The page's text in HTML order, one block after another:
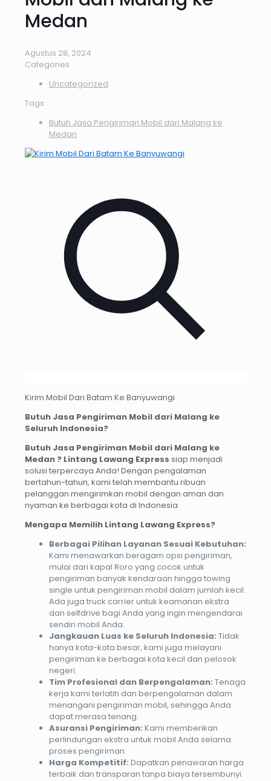
Medan
Agustus 28, 2024
Categories
Uncategorized
Tags
Butuh Jasa Pengiriman Mobil dari Malang ke
Medan
Kirim Mobil Dari Batam Ke Banyuwangi
Butuh Jasa Pengiriman Mobil dari Malang ke
Seluruh Indonesia?
Butuh Jasa Pengiriman Mobil dari Malang ke
Medan ? Lintang Lawang Express siap menjadi
solusi terpercaya Anda! Dengan pengalaman
bertahun-tahun, kami telah membantu ribuan
pelanggan mengirimkan mobil dengan aman dan
nyaman ke berbagai kota di Indonesia.
Mengapa Memilih Lintang Lawang Express?
Berbagai Pilihan Layanan Sesuai Kebutuhan:
Kami menawarkan beragam opsi pengiriman,
mulai dari kapal Roro yang cocok untuk
pengiriman banyak kendaraan hingga towing
single untuk pengiriman mobil dalam jumlah kecil.
Ada juga truck carrier untuk keamanan ekstra
dan selfdrive bagi Anda yang ingin mengendarai
sendiri mobil Anda.
Jangkauan Luas ke Seluruh Indonesia: Tidak
hanya kota-kota besar, kami juga melayani
pengiriman ke berbagai kota kecil dan pelosok
negeri.
Tim Profesional dan Berpengalaman: Tenaga
kerja kami terlatih dan berpengalaman dalam
menangani pengiriman mobil, sehingga Anda
dapat merasa tenang.
Asuransi Pengiriman: Kami memberikan
perlindungan ekstra untuk mobil Anda selama
proses pengiriman.
Harga Kompetitif: Dapatkan penawaran harga
terbaik dan transparan tanpa biaya tersembunyi.